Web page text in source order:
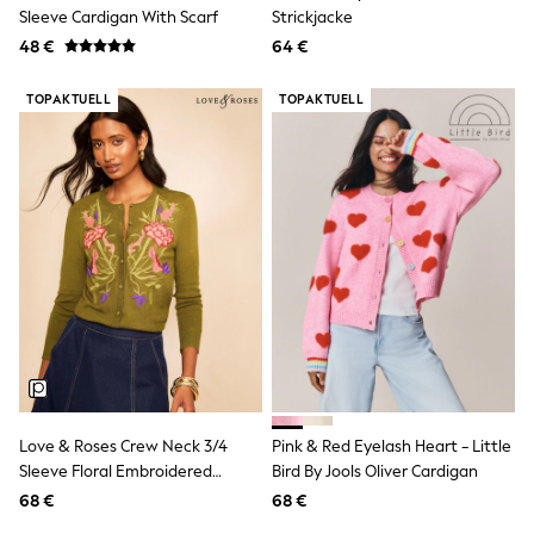
Skechers
Sunglasses
New In
New in from Next
New In
Trending: Top & Short Sets
Trending: Clogs
Toy Story
THE SET
50 - 92cm
98 - 110cm
116 - 134cm
140 - 174cm
All Clothing
T-Shirts
Shorts & Skirts
Sweatshirts & Hoodies
Knitwear
Sleeve Cardigan With Scarf
48 €
Strickjacke
64 €
TOPAKTUELL
Love & Roses Crew Neck 3/4
Sleeve Floral Embroidered
Knitted Cardigan
68 €
TOPAKTUELL
Pink & Red Eyelash Heart - Little
Bird By Jools Oliver Cardigan
68 €